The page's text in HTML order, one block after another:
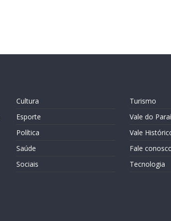
Cultura
Esporte
Política
Saúde
Sociais
Turismo
Vale do
Vale
Fale
Tecnologia